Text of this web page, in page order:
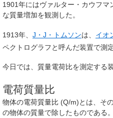
1901年にはヴァルター・カウフ
な質量増加を観測した。
1913年、 J・J・トムソンは、 イオ
ペクトログラフと呼んだ装置で測
今日では、質量電荷比を測定する
電荷質量比
物体の電荷質量比 (Q/m)とは、そ
の物体の質量で除したものである